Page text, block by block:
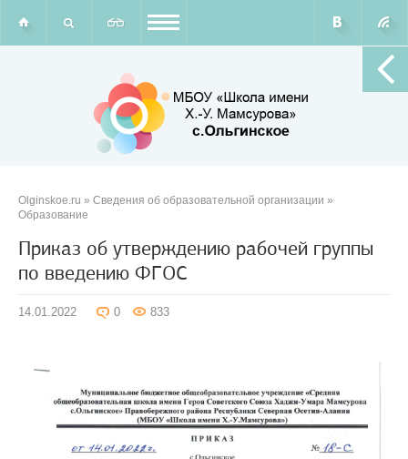
Olginskoe.ru » Сведения об образовательной организации »
Образование
Приказ об утверждению рабочей группы
по введению ФГОС
14.01.2022 0 833